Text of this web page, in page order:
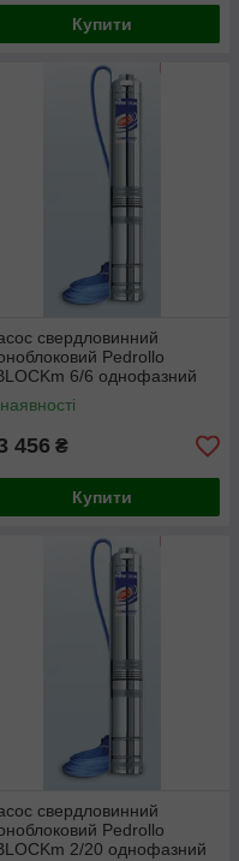
Купити
свердловинний
Pedrollo
6/6 однофазний
456 ₴
Купити
свердловинний
Pedrollo
2/20 однофазний